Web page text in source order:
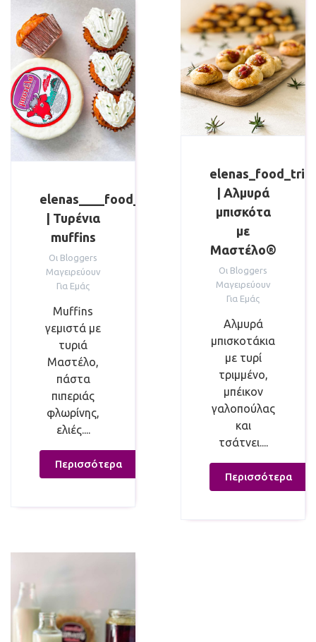
| Αλμυρά
μπισκότα
με
Μαστέλο®
Οι Bloggers
Μαγειρεύουν
Για Εμάς
Αλμυρά
μπισκοτάκια
με τυρί
τριμμένο,
μπέικον
γαλοπούλας
και
τσάτνει....
Περισσότερα
elenas____food____trips
| Τυρένια
muffins
Οι Bloggers
Μαγειρεύουν
Για Εμάς
Muffins
γεμιστά με
τυριά
Μαστέλο,
πάστα
πιπεριάς
φλωρίνης,
ελιές....
Περισσότερα